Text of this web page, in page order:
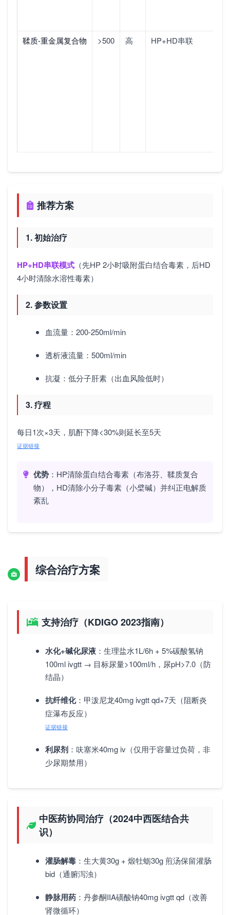
鞣质-重金属复合物
>500 高 HP+HD串联
推荐方案
1. 初始治疗
HP+HD串联模式 （先HP 2小时吸附蛋白结合毒素，后HD
4小时清除水溶性毒素）
2. 参数设置
血流量：200-250ml/min
透析液流量：500ml/min
抗凝：低分子肝素（出血风险低时）
3. 疗程
每日1次×3天，肌酐下降<30%则延长至5天
证据链接
优势 ：HP清除蛋白结合毒素（布洛芬、鞣质复合
物），HD清除小分子毒素（小檗碱）并纠正电解质
紊乱
综合治疗方案
支持治疗（KDIGO 2023指南）
水化+碱化尿液 ：生理盐水1L/6h + 5%碳酸氢钠
100ml ivgtt → 目标尿量>100ml/h，尿pH>7.0（防
结晶）
抗纤维化：甲泼尼龙40mg ivgtt qd×7天（阻断炎
症瀑布反应）
证据链接
利尿剂 ：呋塞米40mg iv（仅用于容量过负荷，非
少尿期禁用）
中医药协同治疗（2024中西医结合共
识）
灌肠解毒 ：生大黄30g + 煅牡蛎30g 煎汤保留灌肠
bid（通腑泻浊）
静脉用药 ：丹参酮IIA磺酸钠40mg ivgtt qd（改善
肾微循环）